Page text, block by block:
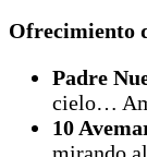
Ofrecimiento
Padre
cielo…
10